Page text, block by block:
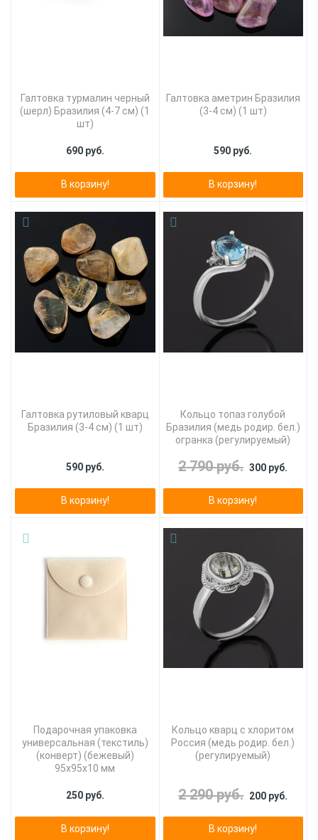
Галтовка турмалин черный
(шерл) Бразилия (4-7 см) (1
шт)
690 руб.
В корзину!
Галтовка аметрин Бразилия
(3-4 см) (1 шт)
590 руб.
В корзину!
Галтовка рутиловый кварц
Бразилия (3-4 см) (1 шт)
590 руб.
В корзину!
Кольцо топаз голубой
Бразилия (медь родир. бел.)
огранка (регулируемый)
2 790 руб. 300 руб.
В корзину!
Подарочная упаковка
универсальная (текстиль)
(конверт) (бежевый)
95х95х10 мм
250 руб.
В корзину!
Кольцо кварц с хлоритом
Россия (медь родир. бел.)
(регулируемый)
2 290 руб. 200 руб.
В корзину!